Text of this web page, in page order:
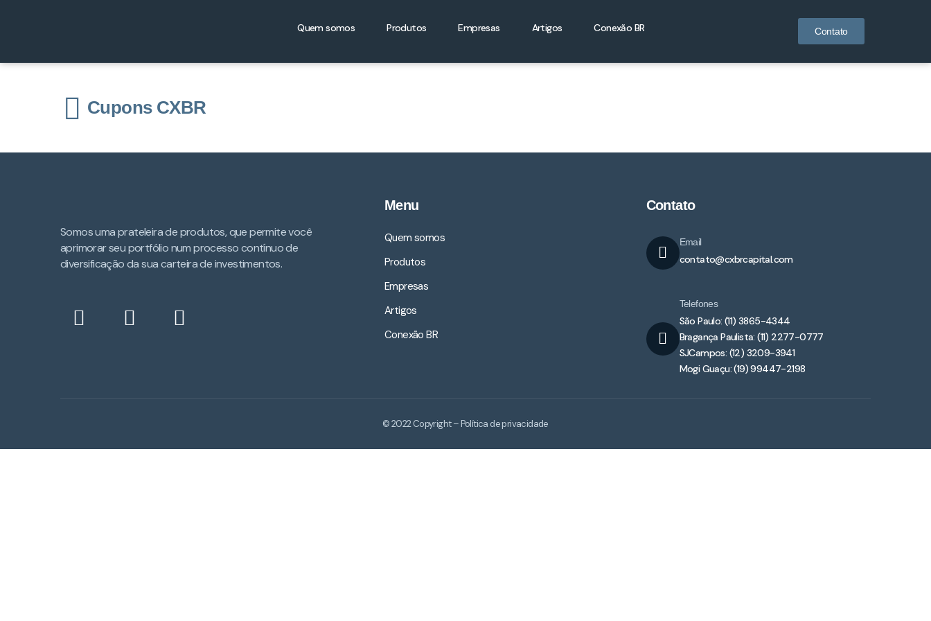
Quem somos Produtos Empresas Artigos Conexão BR Contato
Cupons CXBR
Somos uma prateleira de produtos, que permite você
aprimorar seu portfólio num processo contínuo de
diversificação da sua carteira de investimentos.​
Menu
Quem somos
Produtos
Empresas
Artigos
Conexão BR
Contato
Email
contato@cxbrcapital.com
Telefones
São Paulo: (11) 3865-4344
Bragança Paulista: (11) 2277-0777
SJCampos: (12) 3209-3941
Mogi Guaçu: (19) 99447-2198
© 2022 Copyright – Política de privacidade